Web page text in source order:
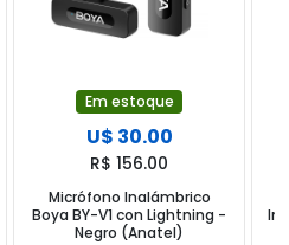
Em estoque
U$ 30.00
R$ 156.00
Micrófono Inalámbrico
Boya BY-V1 con Lightning -
Negro (Anatel)